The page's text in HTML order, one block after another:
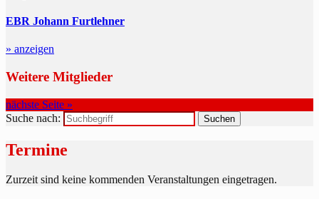
EBR Johann Furtlehner
» anzeigen
Weitere Mitglieder
nächste Seite »
Suche nach:
Termine
Zurzeit sind keine kommenden Veranstaltungen eingetragen.